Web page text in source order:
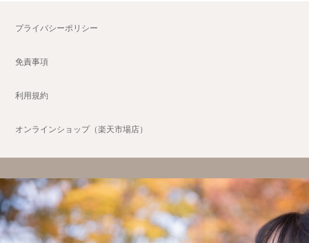
プライバシーポリシー
免責事項
利用規約
オンラインショップ（楽天市場店）